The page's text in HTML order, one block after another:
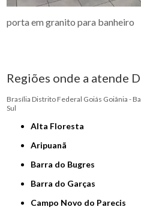
porta em granito para banheiro
Regiões onde a atende
Brasília Distrito Federal Goiás Goiânia -
Sul
Alta Floresta
Aripuanã
Barra do Bugres
Barra do Garças
Campo Novo do Parecis